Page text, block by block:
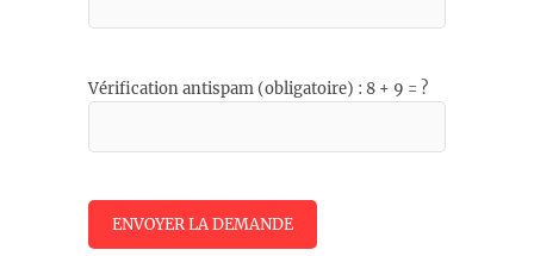
Vérification antispam (obligatoire) : 8 + 9 = ?